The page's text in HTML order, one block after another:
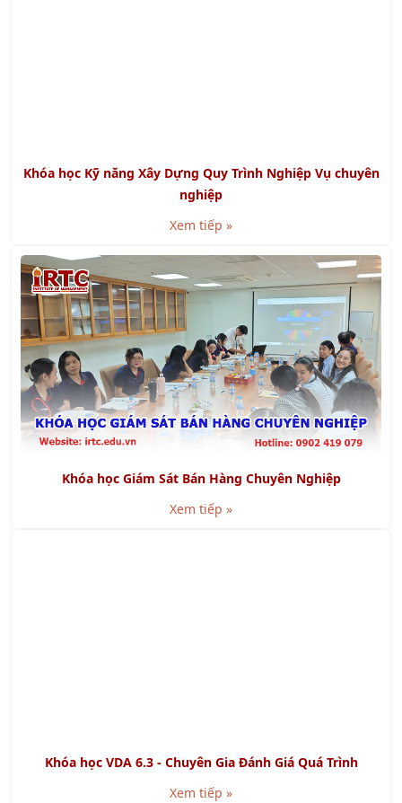
Khóa học Kỹ năng Xây Dựng Quy Trình Nghiệp Vụ chuyên
nghiệp
Xem tiếp »
Khóa học Giám Sát Bán Hàng Chuyên Nghiệp
Xem tiếp »
Khóa học VDA 6.3 - Chuyên Gia Đánh Giá Quá Trình
Xem tiếp »